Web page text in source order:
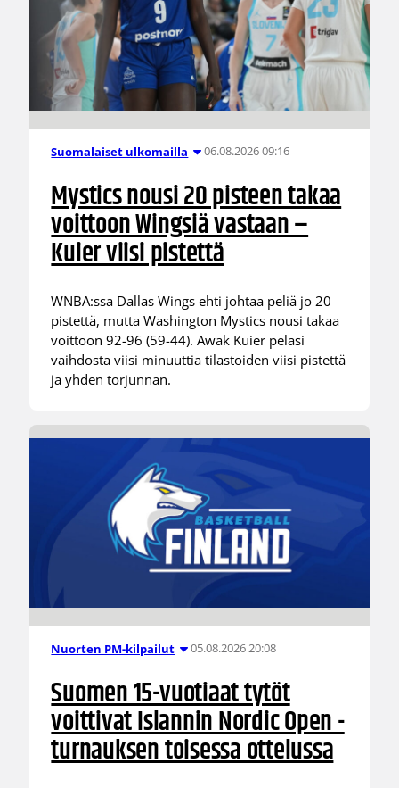
Suomalaiset ulkomailla 06.08.2026 09:16
Mystics nousi 20 pisteen takaa
voittoon Wingsiä vastaan –
Kuier viisi pistettä
WNBA:ssa Dallas Wings ehti johtaa peliä jo 20
pistettä, mutta Washington Mystics nousi takaa
voittoon 92-96 (59-44). Awak Kuier pelasi
vaihdosta viisi minuuttia tilastoiden viisi pistettä
ja yhden torjunnan.
Nuorten PM-kilpailut 05.08.2026 20:08
Suomen 15-vuotiaat tytöt
voittivat Islannin Nordic Open -
turnauksen toisessa ottelussa